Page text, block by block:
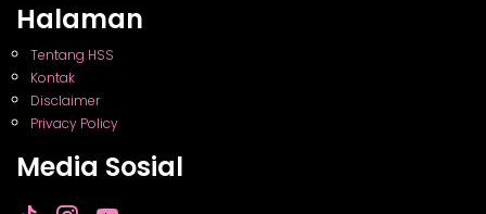
Halaman
Tentang HSS
Kontak
Disclaimer
Privacy Policy
Media Sosial